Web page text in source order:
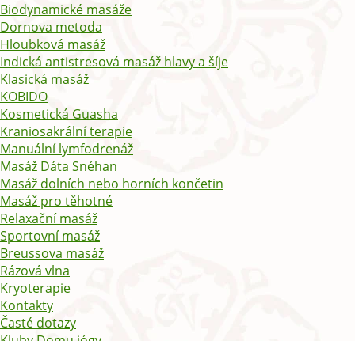
Biodynamické masáže
Dornova metoda
Hloubková masáž
Indická antistresová masáž hlavy a šíje
Klasická masáž
KOBIDO
Kosmetická Guasha
Kraniosakrální terapie
Manuální lymfodrenáž
Masáž Dáta Snéhan
Masáž dolních nebo horních končetin
Masáž pro těhotné
Relaxační masáž
Sportovní masáž
Breussova masáž
Rázová vlna
Kryoterapie
Kontakty
Časté dotazy